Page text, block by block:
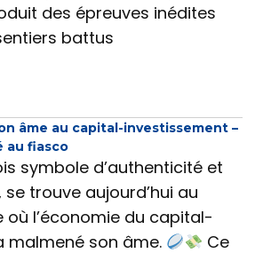
des épreuves inédites
battus
âme au capital-investissement –
au fiasco
symbole d’authenticité et
trouve aujourd’hui au
où l’économie du capital-
malmené son âme.
Ce